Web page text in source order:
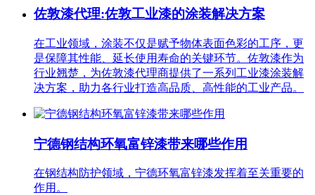
佐敦漆代理:佐敦工业漆的涂装解决方案
在工业领域，涂装不仅是赋予物体表面色彩的工序，更
是保障其性能、延长使用寿命的关键环节。佐敦漆作为
行业翘楚，为佐敦漆代理商提供了一系列工业漆涂装解
决方案，助力各行业打造高品质、高性能的工业产品。
宁德钢结构环氧富锌漆带来哪些作用
在钢结构防护领域，宁德环氧富锌漆发挥着至关重要的
作用。